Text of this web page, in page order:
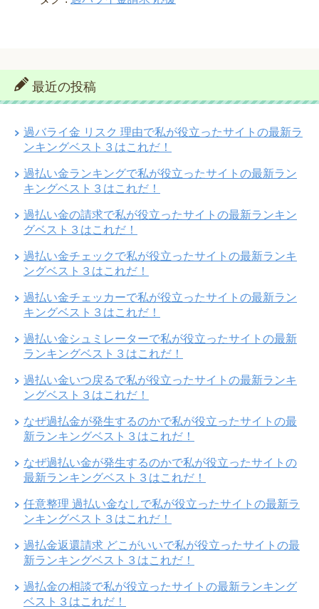
最近の投稿
過バライ金 リスク 理由で私が役立ったサイトの最新ラ
ンキングベスト３はこれだ！
過払い金ランキングで私が役立ったサイトの最新ラン
キングベスト３はこれだ！
過払い金の請求で私が役立ったサイトの最新ランキン
グベスト３はこれだ！
過払い金チェックで私が役立ったサイトの最新ランキ
ングベスト３はこれだ！
過払い金チェッカーで私が役立ったサイトの最新ラン
キングベスト３はこれだ！
過払い金シュミレーターで私が役立ったサイトの最新
ランキングベスト３はこれだ！
過払い金いつ戻るで私が役立ったサイトの最新ランキ
ングベスト３はこれだ！
なぜ過払金が発生するのかで私が役立ったサイトの最
新ランキングベスト３はこれだ！
なぜ過払い金が発生するのかで私が役立ったサイトの
最新ランキングベスト３はこれだ！
任意整理 過払い金なしで私が役立ったサイトの最新ラ
ンキングベスト３はこれだ！
過払金返還請求 どこがいいで私が役立ったサイトの最
新ランキングベスト３はこれだ！
過払金の相談で私が役立ったサイトの最新ランキング
ベスト３はこれだ！